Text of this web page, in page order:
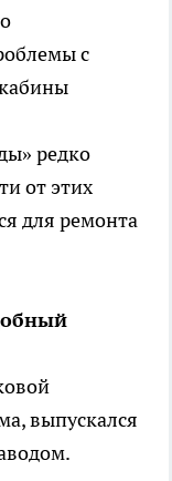
с
редко
от этих
для ремонта
выпускался